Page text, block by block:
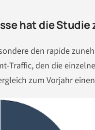
hat die
den rapide
Traffic, den die
zum Vorjahr